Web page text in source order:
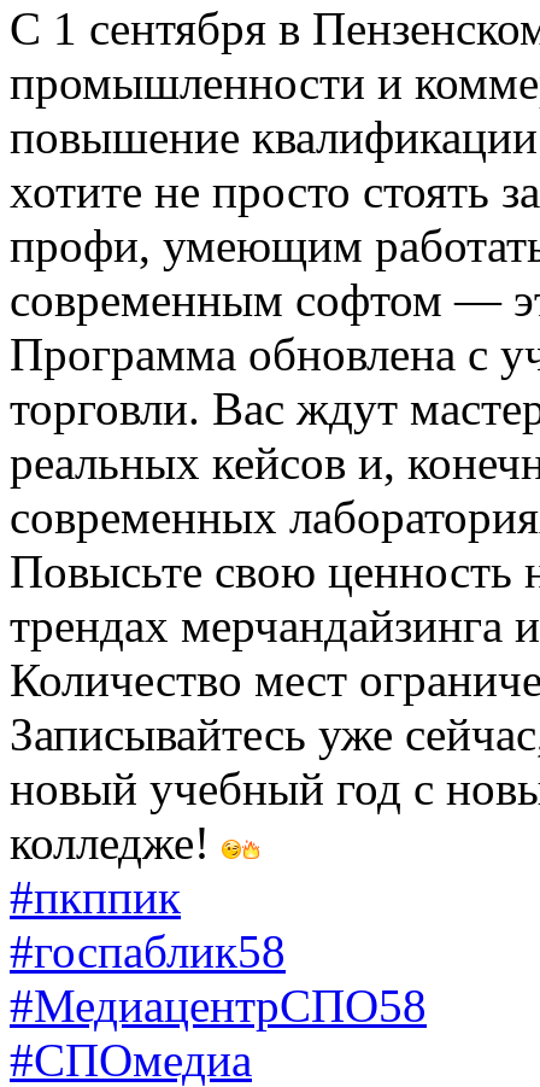
С 1 сентября в
промышленности и
повышение
хотите не просто стоять
профи, умеющим
современным софтом —
Программа обновлена с
торговли. Вас ждут
реальных кейсов и,
современных
Повысьте свою ценность
трендах мерчандайзинга
Количество мест
Записывайтесь уже
новый учебный год с
колледже!
#пкппик
#госпаблик58
#МедиацентрСПО58
#СПОмедиа